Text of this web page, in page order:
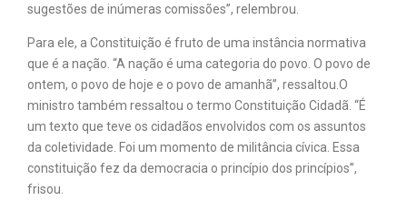
sugestões de inúmeras comissões”, relembrou.
Para ele, a Constituição é fruto de uma instância normativa
que é a nação. “A nação é uma categoria do povo. O povo de
ontem, o povo de hoje e o povo de amanhã”, ressaltou.O
ministro também ressaltou o termo Constituição Cidadã. “É
um texto que teve os cidadãos envolvidos com os assuntos
da coletividade. Foi um momento de militância cívica. Essa
constituição fez da democracia o princípio dos princípios”,
frisou.